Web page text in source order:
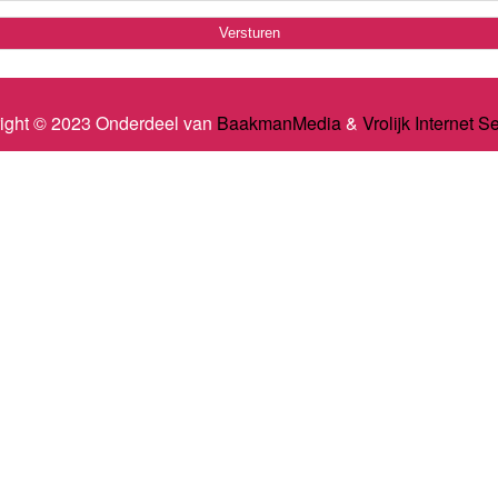
© 2023 Onderdeel van BaakmanMedia& Vrolijk Internet